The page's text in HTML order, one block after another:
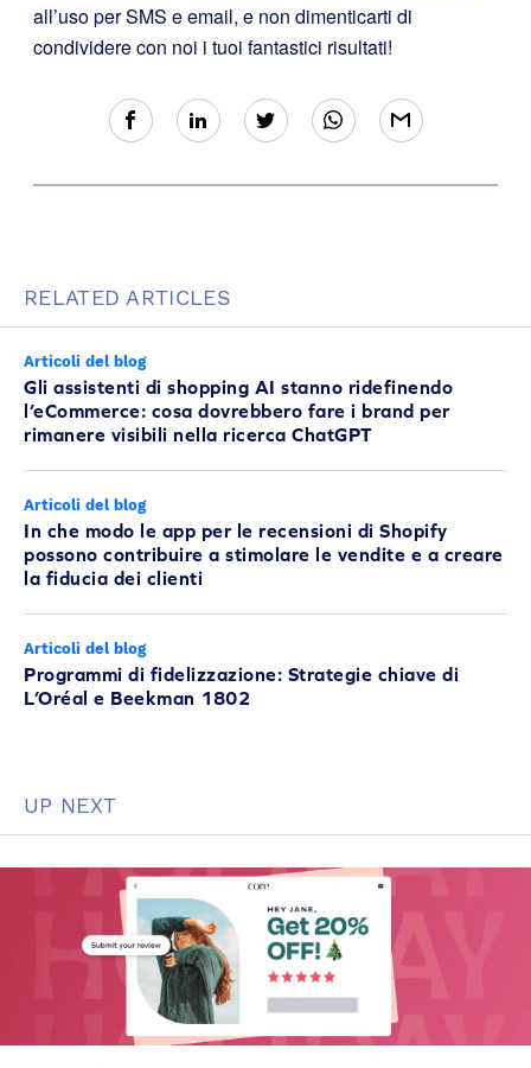
all’uso per SMS e email, e non dimenticarti di
condividere con noi i tuoi fantastici risultati!
RELATED ARTICLES
Articoli del blog
Gli assistenti di shopping AI stanno ridefinendo
l’eCommerce: cosa dovrebbero fare i brand per
rimanere visibili nella ricerca ChatGPT
Articoli del blog
In che modo le app per le recensioni di Shopify
possono contribuire a stimolare le vendite e a creare
la fiducia dei clienti
Articoli del blog
Programmi di fidelizzazione: Strategie chiave di
L’Oréal e Beekman 1802
UP NEXT